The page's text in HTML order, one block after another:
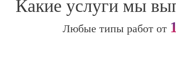
Какие услуги мы
Любые типы работ от